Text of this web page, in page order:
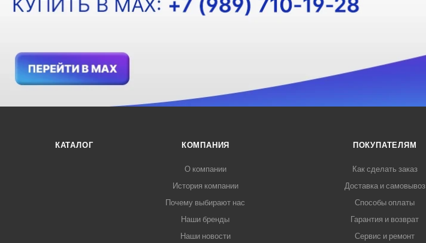
КАТАЛОГ КОМПАНИЯ
О компании
История компании
Почему выбирают нас
Наши бренды
Наши новости
ПОКУПАТЕЛЯМ
Как сделать заказ
Доставка и самовывоз
Способы оплаты
Гарантия и возврат
Сервис и ремонт